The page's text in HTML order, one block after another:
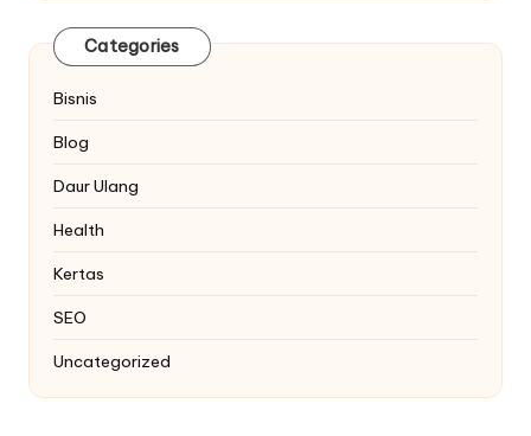
Categories
Bisnis
Blog
Daur Ulang
Health
Kertas
SEO
Uncategorized